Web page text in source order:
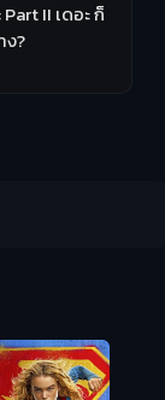
II เดอะ ก็
ง?